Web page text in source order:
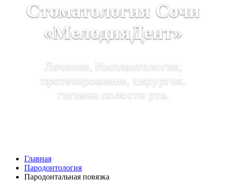
Стоматология Сочи
«МелодияДент»
Лечение, Имплантология,
протезирование, хирургия,
гигиена полости рта.
Главная
Пародонтология
Пародонтальная повязка